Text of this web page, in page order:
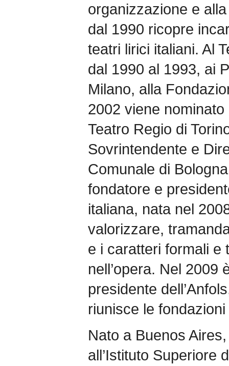
organizzazione e
dal 1990 ricopre
teatri lirici italiani. Al
dal 1990 al 1993, ai
Milano, alla
2002 viene
Teatro Regio di
Sovrintendente e
Comunale di
fondatore e
italiana, nata nel
valorizzare,
e i caratteri formali e
nell’opera. Nel 2009
presidente
riunisce le
Nato a Buenos
all’Istituto Superiore